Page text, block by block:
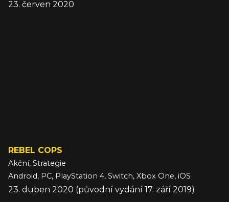
23. červen 2020
REBEL COPS
Akční, Strategie
Android, PC, PlayStation 4, Switch, Xbox One, iOS
23. duben 2020 (původní vydání 17. září 2019)